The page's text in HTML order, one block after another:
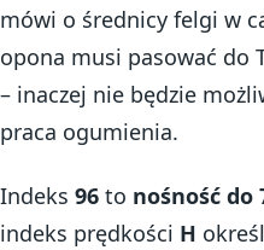
mówi o średnicy felgi w
opona musi pasować do
– inaczej nie będzie
praca ogumienia.
Indeks 96 to nośność do
indeks prędkości H